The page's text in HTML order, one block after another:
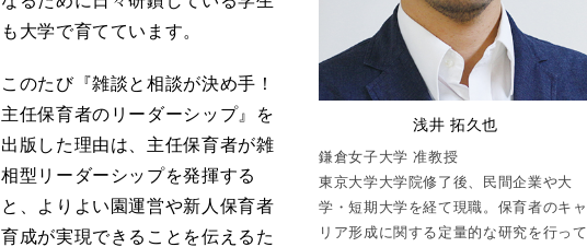
浅井 拓久也
鎌倉女子大学 准教授
東京大学大学院修了後、民間企業や大
学・短期大学を経て現職。保育者のキャ
リア形成に関する定量的な研究を行って
も大学で育てています。
このたび『雑談と相談が決め手！
主任保育者のリーダーシップ』を
出版した理由は、主任保育者が雑
相型リーダーシップを発揮する
と、よりよい園運営や新人保育者
育成が実現できることを伝えるた